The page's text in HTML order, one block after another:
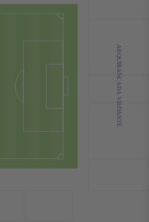
ARQUIBANCADA VISITANTE